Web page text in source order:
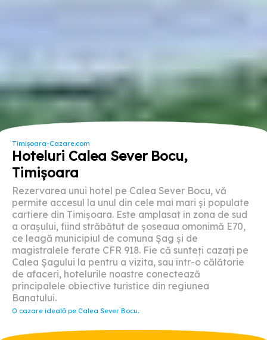
Timișoara-Cazare.com
Hoteluri Calea Sever Bocu,
Timișoara
Rezervarea unui hotel pe Calea Sever Bocu, vă
permite accesul la unul din cele mai mari și populate
cartiere din Timișoara. Este amplasat în zona de sud
a orașului, fiind străbătut de șoseaua omonimă E70,
ce leagă municipiul de comuna Șag și de
magistralele ferate CFR 918. Fie că sunteți cazați pe
Calea Șagului la pentru a vizita, sau într-o călătorie
de afaceri, hotelurile noastre conectează
principalele obiective turistice din regiunea
Banatului.
O cazare ideală pe Calea Sever Bocu.